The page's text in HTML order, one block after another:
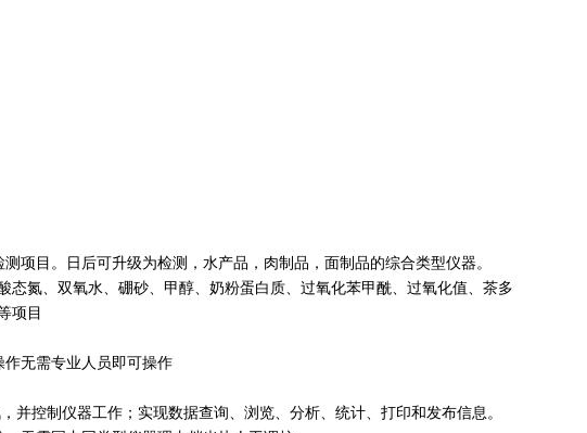
项目。日后可升级为检测，水产品，肉制品，面制品的综合类型仪器。
氮、双氧水、硼砂、甲醇、奶粉蛋白质、过氧化苯甲酰、过氧化值、茶多
项目
无需专业人员即可操作
控制仪器工作；实现数据查询、浏览、分析、统计、打印和发布信息。